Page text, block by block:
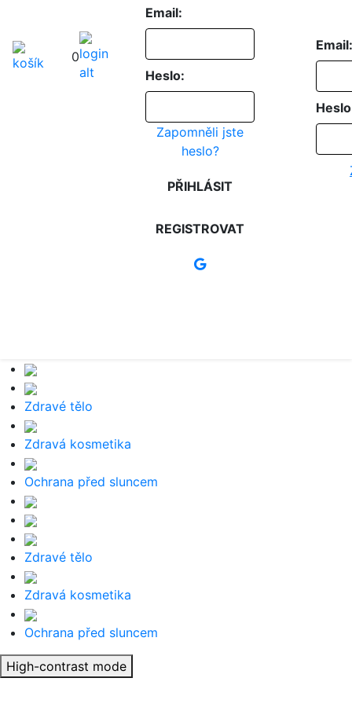
0
Email:
Heslo:
Zapomněli jste
heslo?
PŘIHLÁSIT
REGISTROVAT
Email:
Zdravé tělo
Zdravá kosmetika
Ochrana před sluncem
Zdravé tělo
Zdravá kosmetika
Ochrana před sluncem
High-contrast mode